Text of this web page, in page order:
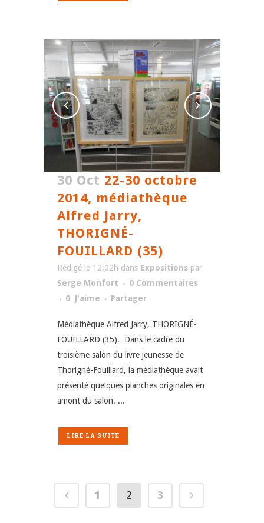
30 Oct 22-30 octobre
2014, médiathèque
Alfred Jarry,
THORIGNÉ-
FOUILLARD (35)
Rédigé le 12:02h dans Expositions par
Serge Monfort
0 Commentaires
0 J'aime Partager
Médiathèque Alfred Jarry, THORIGNÉ-
FOUILLARD (35). Dans le cadre du
troisième salon du livre jeunesse de
Thorigné-Fouillard, la médiathèque avait
présenté quelques planches originales en
amont du salon. ...
LIRE LA SUITE
1 2 3